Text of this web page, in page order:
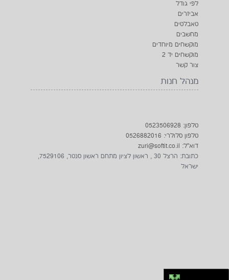
אנדרואיד
לפי גודל
אביזרים
טאבלטים
מחשבים
מוקשחים מיוחדים
מוקשחים יד 2
צור קשר
מנהל חנות
טלפון: 0523506928
טלפון סלולרי: 0526882016
דוא"ל: zuri@softit.co.il
כתובת: הרצל 30 , ראשון לציון מתחם ראשון סנטר, 7529106,
ישראל